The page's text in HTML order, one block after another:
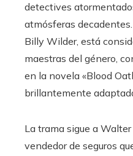
detectives
atmósferas
Billy Wilder, está
maestras del género,
en la novela «Blood
brillantemente
La trama sigue a
vendedor de seguros